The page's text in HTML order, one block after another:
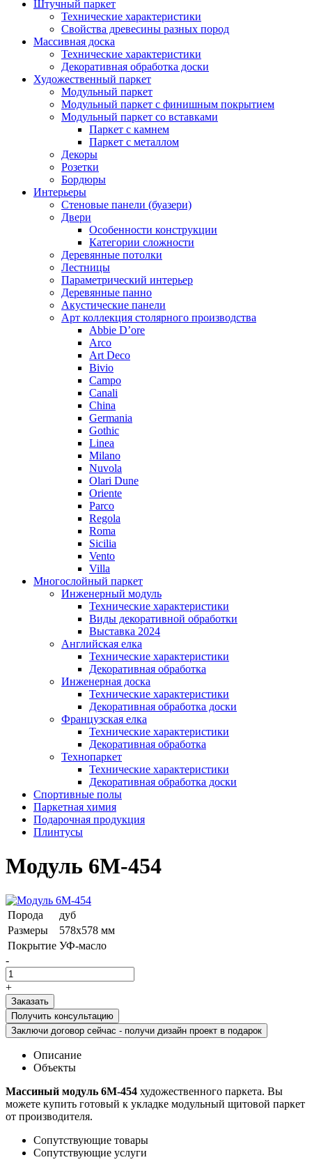
Штучный паркет
Технические характеристики
Свойства древесины разных пород
Массивная доска
Технические характеристики
Декоративная обработка доски
Художественный паркет
Модульный паркет
Модульный паркет с финишным покрытием
Модульный паркет со вставками
Паркет с камнем
Паркет с металлом
Декоры
Розетки
Бордюры
Интерьеры
Стеновые панели (буазери)
Двери
Особенности конструкции
Категории сложности
Деревянные потолки
Лестницы
Параметрический интерьер
Деревянные панно
Акустические панели
Арт коллекция столярного производства
Abbie D’ore
Arco
Art Deco
Bivio
Campo
Canali
China
Germania
Gothic
Linea
Milano
Nuvola
Olari Dune
Oriente
Parco
Regola
Roma
Sicilia
Vento
Villa
Многослойный паркет
Инженерный модуль
Технические характеристики
Виды декоративной обработки
Выставка 2024
Английская елка
Технические характеристики
Декоративная обработка
Инженерная доска
Технические характеристики
Декоративная обработка доски
Французская елка
Технические характеристики
Декоративная обработка
Технопаркет
Технические характеристики
Декоративная обработка доски
Спортивные полы
Паркетная химия
Подарочная продукция
Плинтусы
Модуль 6М-454
Порода
дуб
Размеры
578х578 мм
Покрытие УФ-масло
-
+
Получить консультацию
Заключи договор сейчас - получи дизайн проект в подарок
Описание
Объекты
Массиный модуль 6М-454 художественного паркета. Вы
можете купить готовый к укладке модульный щитовой паркет
от производителя.
Сопутствующие товары
Сопутствующие услуги